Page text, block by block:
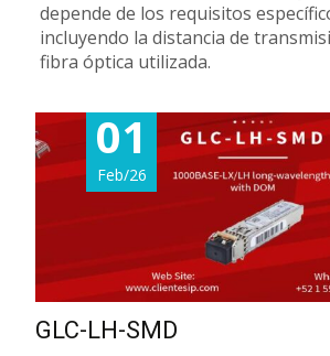
depende de los requisitos
incluyendo la distancia de
fibra óptica utilizada.
01
Feb/26
GLC-LH-SMD